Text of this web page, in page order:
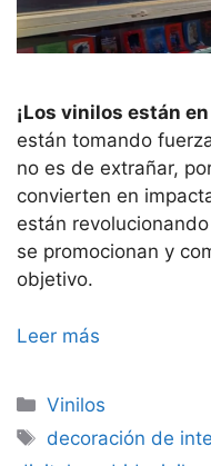
¡Los vinilos están
están tomando
no es de extrañar,
convierten en
están
se promocionan y
objetivo.
Leer más
Categorías
Vinilos
Etiquetas
decoración de